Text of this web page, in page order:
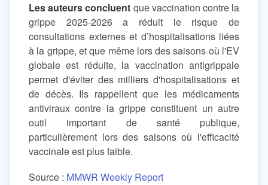
Les auteurs concluent que vaccination contre la
grippe 2025-2026 a réduit le risque de
consultations externes et d’hospitalisations liées
à la grippe, et que même lors des saisons où l'EV
globale est réduite, la vaccination antigrippale
permet d'éviter des milliers d'hospitalisations et
de décès. Ils rappellent que les médicaments
antiviraux contre la grippe constituent un autre
outil important de santé publique,
particulièrement lors des saisons où l'efficacité
vaccinale est plus faible.
Source : MMWR Weekly Report